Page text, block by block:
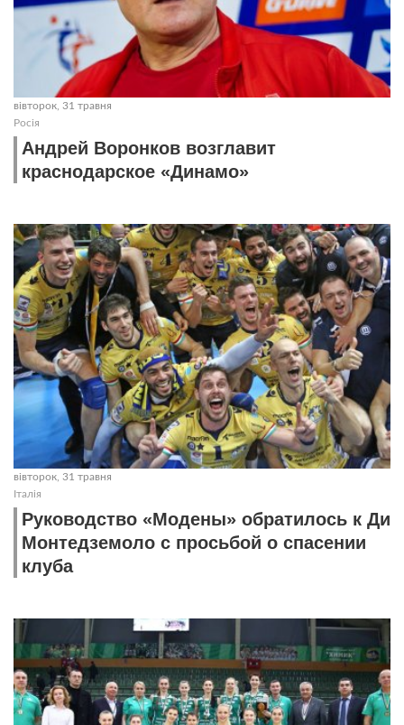
вівторок, 31 травня
Росія
Андрей Воронков возглавит
краснодарское «Динамо»
вівторок, 31 травня
Італія
Руководство «Модены» обратилось к Ди
Монтедземоло с просьбой о спасении
клуба